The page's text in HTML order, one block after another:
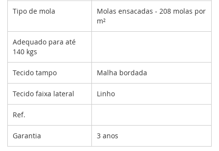
Tipo de mola
Molas ensacadas - 208 molas por
m²
Adequado para até
140 kgs
Tecido tampo Malha bordada
Tecido faixa lateral Linho
Ref.
Garantia 3 anos